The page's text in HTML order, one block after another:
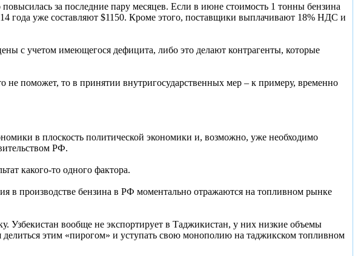
за последние пару месяцев. Если в июне стоимость 1 тонны бензина
года уже составляют $1150. Кроме этого, поставщики выплачивают 18% НДС и
с учетом имеющегося дефицита, либо это делают контрагенты, которые
поможет, то в принятии внутригосударственных мер – к примеру, временно
в плоскость политической экономики и, возможно, уже необходимо
РФ.
какого-то одного фактора.
в производстве бензина в РФ моментально отражаются на топливном рынке
Узбекистан вообще не экспортирует в Таджикистан, у них низкие объемы
этим «пирогом» и уступать свою монополию на таджикском топливном